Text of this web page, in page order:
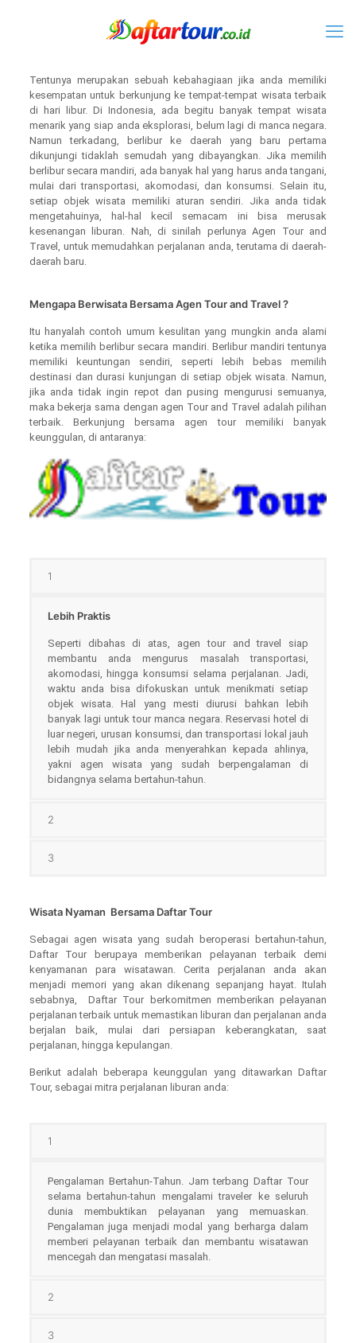
Tentunya merupakan sebuah kebahagiaan jika anda memiliki
kesempatan untuk berkunjung ke tempat-tempat wisata terbaik
di hari libur. Di Indonesia, ada begitu banyak tempat wisata
menarik yang siap anda eksplorasi, belum lagi di manca negara.
Namun terkadang, berlibur ke daerah yang baru pertama
dikunjungi tidaklah semudah yang dibayangkan. Jika memilih
berlibur secara mandiri, ada banyak hal yang harus anda tangani,
mulai dari transportasi, akomodasi, dan konsumsi. Selain itu,
setiap objek wisata memiliki aturan sendiri. Jika anda tidak
mengetahuinya, hal-hal kecil semacam ini bisa merusak
kesenangan liburan. Nah, di sinilah perlunya Agen Tour and
Travel, untuk memudahkan perjalanan anda, terutama di daerah-
daerah baru.
Mengapa Berwisata Bersama Agen Tour and Travel ?
Itu hanyalah contoh umum kesulitan yang mungkin anda alami
ketika memilih berlibur secara mandiri. Berlibur mandiri tentunya
memiliki keuntungan sendiri, seperti lebih bebas memilih
destinasi dan durasi kunjungan di setiap objek wisata. Namun,
jika anda tidak ingin repot dan pusing mengurusi semuanya,
maka bekerja sama dengan agen Tour and Travel adalah pilihan
terbaik. Berkunjung bersama agen tour memiliki banyak
keunggulan, di antaranya:
1
Lebih Praktis
Seperti dibahas di atas, agen tour and travel siap
membantu anda mengurus masalah transportasi,
akomodasi, hingga konsumsi selama perjalanan. Jadi,
waktu anda bisa difokuskan untuk menikmati setiap
objek wisata. Hal yang mesti diurusi bahkan lebih
banyak lagi untuk tour manca negara. Reservasi hotel di
luar negeri, urusan konsumsi, dan transportasi lokal jauh
lebih mudah jika anda menyerahkan kepada ahlinya,
yakni agen wisata yang sudah berpengalaman di
bidangnya selama bertahun-tahun.
2
3
Wisata Nyaman Bersama Daftar Tour
Sebagai agen wisata yang sudah beroperasi bertahun-tahun,
Daftar Tour berupaya memberikan pelayanan terbaik demi
kenyamanan para wisatawan. Cerita perjalanan anda akan
menjadi memori yang akan dikenang sepanjang hayat. Itulah
sebabnya, Daftar Tour berkomitmen memberikan pelayanan
perjalanan terbaik untuk memastikan liburan dan perjalanan anda
berjalan baik, mulai dari persiapan keberangkatan, saat
perjalanan, hingga kepulangan.
Berikut adalah beberapa keunggulan yang ditawarkan Daftar
Tour, sebagai mitra perjalanan liburan anda:
1
Pengalaman Bertahun-Tahun. Jam terbang Daftar Tour
selama bertahun-tahun mengalami traveler ke seluruh
dunia membuktikan pelayanan yang memuaskan.
Pengalaman juga menjadi modal yang berharga dalam
memberi pelayanan terbaik dan membantu wisatawan
mencegah dan mengatasi masalah.
2
3